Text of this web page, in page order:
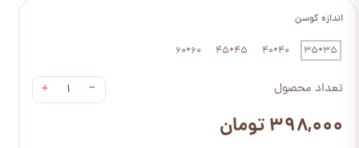
اندازه کوسن
35*35
40*40
45*45
60*60
تعداد محصول −
+
۳۹۸,۰۰۰ تومان